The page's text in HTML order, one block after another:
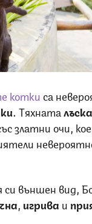
коткиса
. Тяхната
златни очи,
си външен вид,
игрива и